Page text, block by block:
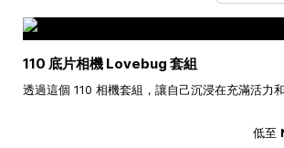
110 底片相機 Lovebug 套組
透過這個 110 相機套組，讓自己沉浸在充滿活力
低至